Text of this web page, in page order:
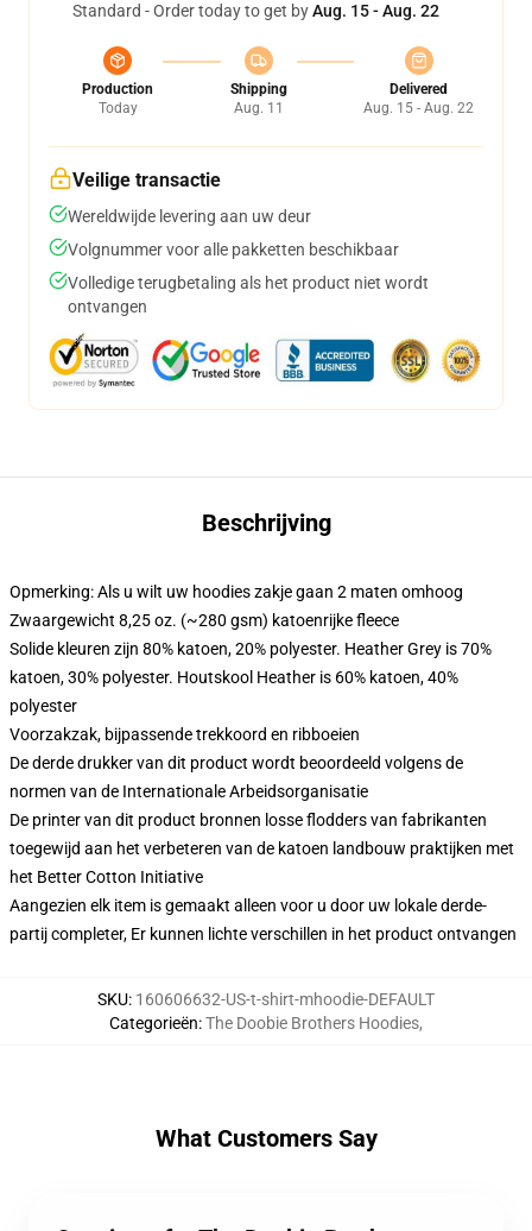
Standard - Order today to get byAug. 15 - Aug. 22
Production
Today
Shipping
Aug. 11
Delivered
Aug. 15 - Aug. 22
Veilige transactie
Wereldwijde levering aan uw deur
Volgnummer voor alle pakketten beschikbaar
Volledige terugbetaling als het product niet wordt
ontvangen
Beschrijving
Opmerking: Als u wilt uw hoodies zakje gaan 2 maten omhoog
Zwaargewicht 8,25 oz. (~280 gsm) katoenrijke fleece
Solide kleuren zijn 80% katoen, 20% polyester. Heather Grey is 70%
katoen, 30% polyester. Houtskool Heather is 60% katoen, 40%
polyester
Voorzakzak, bijpassende trekkoord en ribboeien
De derde drukker van dit product wordt beoordeeld volgens de
normen van de Internationale Arbeidsorganisatie
De printer van dit product bronnen losse flodders van fabrikanten
toegewijd aan het verbeteren van de katoen landbouw praktijken met
het Better Cotton Initiative
Aangezien elk item is gemaakt alleen voor u door uw lokale derde-
partij completer, Er kunnen lichte verschillen in het product ontvangen
SKU: 160606632-US-t-shirt-mhoodie-DEFAULT
Categorieën:The Doobie Brothers Hoodies,
What Customers Say